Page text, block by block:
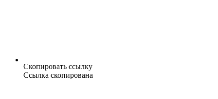
Скопировать ссылку
Ссылка скопирована